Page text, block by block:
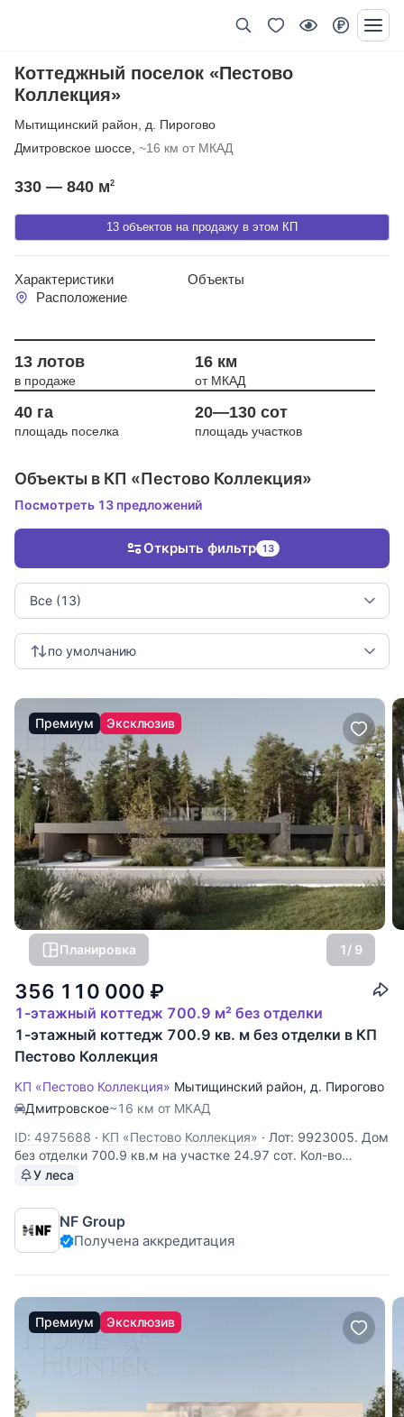
Коттеджный поселок «Пестово
Коллекция»
Мытищинский район
д. Пирогово
Дмитровское шоссе, ~16 км от МКАД
13 объектов на продажу в этом КП
330 — 840 м2
Характеристики
Объекты
Расположение
13 лотов
в продаже
16 км
от МКАД
40 га
площадь поселка
20—130 сот
площадь участков
Объекты в КП «Пестово Коллекция»
Посмотреть 13 предложений
Все (13)
по умолчанию
Открыть фильтр 13
Премиум Эксклюзив
Планировка 1/ 9
356 110 000 ₽
1-этажный коттедж 700.9 м² без отделки
1-этажный коттедж 700.9 кв. м без отделки в КП
Пестово Коллекция
КП «Пестово Коллекция» Мытищинский район, д. Пирогово
Дмитровское~16 км от МКАД
ID: 4975688 · КП «Пестово Коллекция» · Лот: 9923005. Дом
без отделки 700.9 кв.м на участке 24.97 cот. Кол-во
спален: 6. Кол-во с/у: 7. Поселок «Пирогово Коллекция».
покупателя. Одноэтажный дом площадью 701 м²
расположен в коттеджном
У леса
NF Group
Получена аккредитация
Премиум Эксклюзив